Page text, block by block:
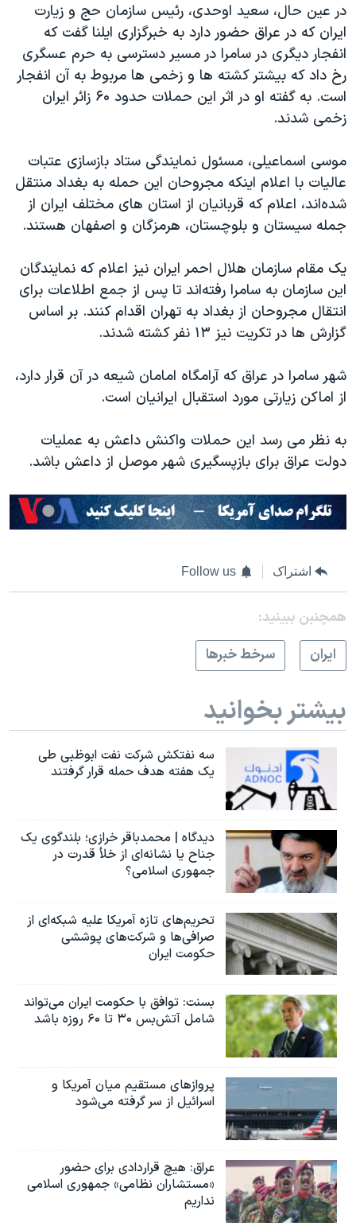
در عین حال، سعید اوحدی، رئیس سازمان حج و زیارت
ایران که در عراق حضور دارد به خبرگزاری ایلنا گفت که
انفجار دیگری در سامرا در مسیر دسترسی به حرم عسگری
رخ داد که بیشتر کشته ها و زخمی ها مربوط به آن انفجار
است. به گفته او در اثر این حملات حدود ۶۰ زائر ایران
زخمی شدند.
موسی اسماعیلی، مسئول نمایندگی ستاد بازسازی عتبات
عالیات با اعلام اینکه مجروحان این حمله به بغداد منتقل
شده‌اند، اعلام که قربانیان از استان های مختلف ایران از
جمله سیستان و بلوچستان، هرمزگان و اصفهان هستند.
یک مقام سازمان هلال احمر ایران نیز اعلام که نمایندگان
این سازمان به سامرا رفته‌اند تا پس از جمع اطلاعات برای
انتقال مجروحان از بغداد به تهران اقدام کنند. بر اساس
گزارش ها در تکریت نیز ۱۳ نفر کشته شدند.
شهر سامرا در عراق که آرامگاه امامان شیعه در آن قرار دارد،
از اماکن زیارتی مورد استقبال ایرانیان است.
به نظر می رسد این حملات واکنش داعش به عملیات
دولت عراق برای بازپسگیری شهر موصل از داعش باشد.
اشتراک Follow us
همچنبن ببینید:
ايران
سرخط خبرها
بیشتر بخوانید
سه نفتکش شرکت نفت ابوظبی طی
یک هفته هدف حمله قرار گرفتند
دیدگاه | محمدباقر خرازی؛ بلندگوی یک
جناح یا نشانه‌ای از خلأ قدرت در
جمهوری اسلامی؟
تحریم‌های تازه آمریکا علیه شبکه‌ای از
صرافی‌ها و شرکت‌های پوششی
حکومت ایران
بسنت: توافق با حکومت ایران می‌تواند
شامل آتش‌بس ۳۰ تا ۶۰ روزه باشد
پروازهای مستقیم میان آمریکا و
اسرائیل از سر گرفته می‌شود
عراق: هیچ قراردادی برای حضور
«مستشاران نظامی» جمهوری اسلامی
نداریم